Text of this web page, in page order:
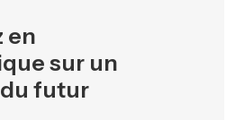
en
sur un
futur